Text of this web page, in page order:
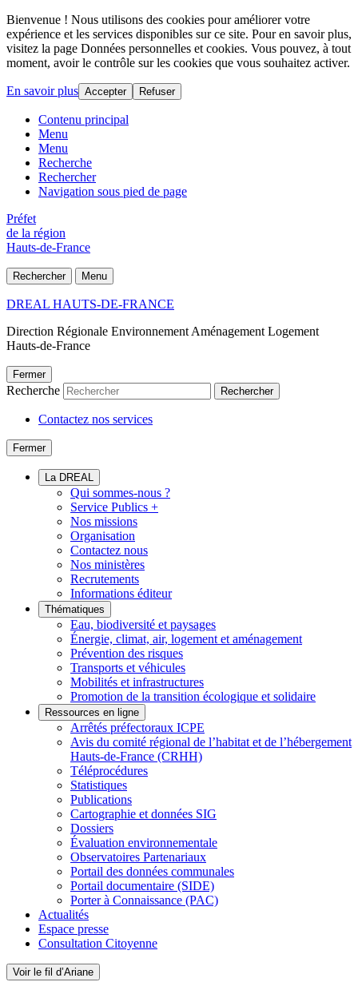
Bienvenue ! Nous utilisons des cookies pour améliorer votre
expérience et les services disponibles sur ce site. Pour en savoir plus,
visitez la page Données personnelles et cookies. Vous pouvez, à tout
moment, avoir le contrôle sur les cookies que vous souhaitez activer.
En savoir plus Accepter Refuser
Contenu principal
Menu
Menu
Recherche
Rechercher
Navigation sous pied de page
Préfet
de la région
Hauts-de-France
Rechercher Menu
DREAL HAUTS-DE-FRANCE
Direction Régionale Environnement Aménagement Logement
Hauts-de-France
Fermer
Recherche Rechercher
Contactez nos services
Fermer
La DREAL
Qui sommes-nous ?
Service Publics +
Nos missions
Organisation
Contactez nous
Nos ministères
Recrutements
Informations éditeur
Thématiques
Eau, biodiversité et paysages
Énergie, climat, air, logement et aménagement
Prévention des risques
Transports et véhicules
Mobilités et infrastructures
Promotion de la transition écologique et solidaire
Ressources en ligne
Arrêtés préfectoraux ICPE
Avis du comité régional de l’habitat et de l’hébergement
Hauts-de-France (CRHH)
Téléprocédures
Statistiques
Publications
Cartographie et données SIG
Dossiers
Évaluation environnementale
Observatoires Partenariaux
Portail des données communales
Portail documentaire (SIDE)
Porter à Connaissance (PAC)
Actualités
Espace presse
Consultation Citoyenne
Voir le fil d’Ariane